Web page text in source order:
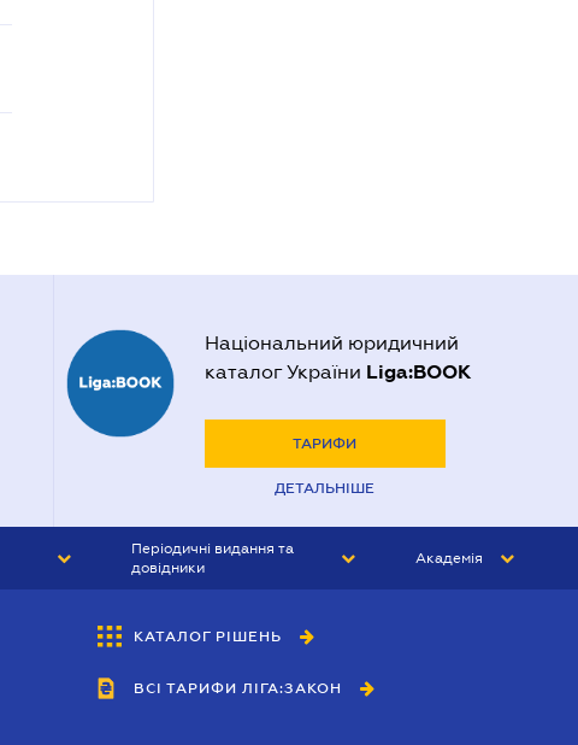
Національний юридичний
каталог України Liga:BOOK
ТАРИФИ
ДЕТАЛЬНІШЕ
Періодичні видання та
довідники
БУХГАЛТЕР&ЗАКОН
ВІСНИК МСФЗ
Академія
КАТАЛОГ РІШЕНЬ
ВСІ ТАРИФИ ЛІГА:ЗАКОН